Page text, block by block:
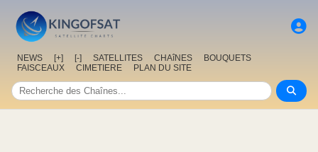
NEWS [+] [-] SATELLITES CHAîNES
BOUQUETS
FAISCEAUX
CIMETIERE PLAN DU SITE